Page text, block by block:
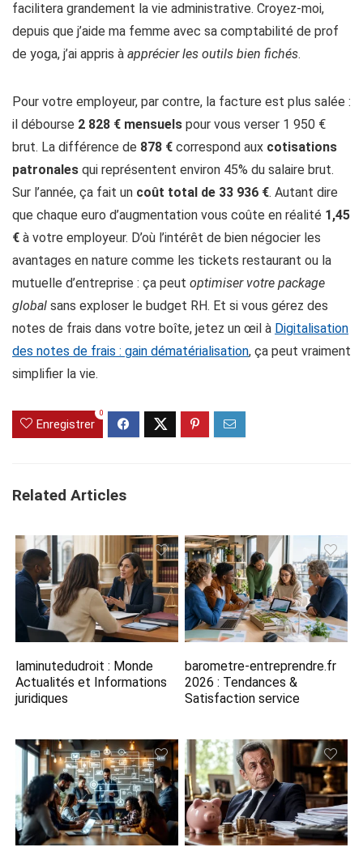
facilitera grandement la vie administrative. Croyez-moi,
depuis que j’aide ma femme avec sa comptabilité de prof
de yoga, j’ai appris à apprécier les outils bien fichés.
Pour votre employeur, par contre, la facture est plus salée :
il débourse 2 828 € mensuels pour vous verser 1 950 €
brut. La différence de 878 € correspond aux cotisations
patronales qui représentent environ 45% du salaire brut.
Sur l’année, ça fait un coût total de 33 936 €. Autant dire
que chaque euro d’augmentation vous coûte en réalité 1,45
€ à votre employeur. D’où l’intérêt de bien négocier les
avantages en nature comme les tickets restaurant ou la
mutuelle d’entreprise : ça peut optimiser votre package
global sans exploser le budget RH. Et si vous gérez des
notes de frais dans votre boîte, jetez un œil à Digitalisation
des notes de frais : gain dématérialisation, ça peut vraiment
simplifier la vie.
Enregistrer
0
Related Articles
laminutedudroit : Monde
Actualités et Informations
juridiques
barometre-entreprendre.fr
2026 : Tendances &
Satisfaction service